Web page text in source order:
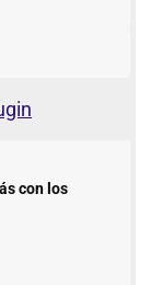
con los